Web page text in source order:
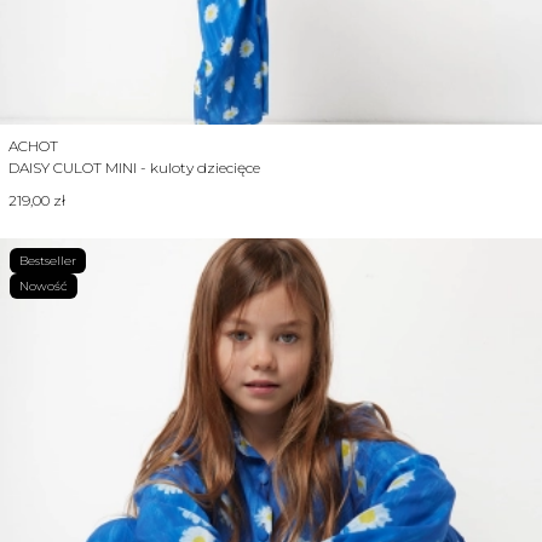
DAISY CULOT MINI - kuloty dziecięce
Producent
ACHOT
Cena
219,00 zł
Bestseller
Nowość